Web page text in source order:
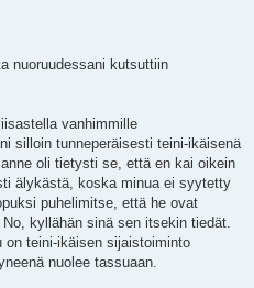
nuoruudessani kutsuttiin
vanhimmille
silloin tunneperäisesti teini-ikäisenä
oli tietysti se, että en kai oikein
älykästä, koska minua ei syytetty
puhelimitse, että he ovat
kyllähän sinä sen itsekin tiedät.
teini-ikäisen sijaistoiminto
nuolee tassuaan.